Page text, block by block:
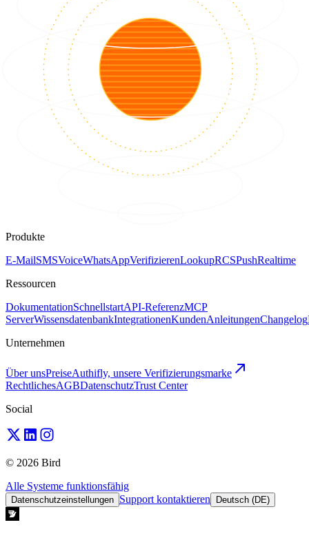
Produkte
E-MailSMSVoiceWhatsAppVerifizierenLookupRCSPushRealtime
Ressourcen
DokumentationSchnellstartAPI-ReferenzMCP
ServerWissensdatenbankIntegrationenKundenAnleitungenChangelog
Unternehmen
Über unsPreiseAuthifly, unsere Verifizierungsmarke
RechtlichesAGBDatenschutzTrust Center
Social
© 2026 Bird
Alle Systeme funktionsfähig
Datenschutzeinstellungen Support kontaktieren Deutsch (DE)